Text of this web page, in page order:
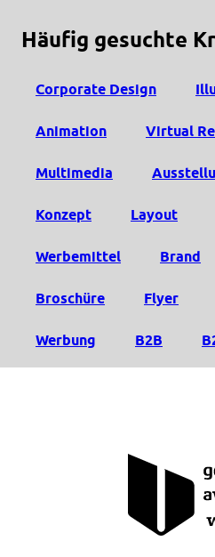
Häufig gesuchte
Corporate Design
Animation Virtual
Multimedia
Konzept Layout
Werbemittel Brand
Broschüre Flyer
Werbung B2B